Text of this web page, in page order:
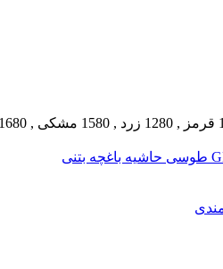
, 1280 زرد , 1580 مشکی , 1680 نارنجی